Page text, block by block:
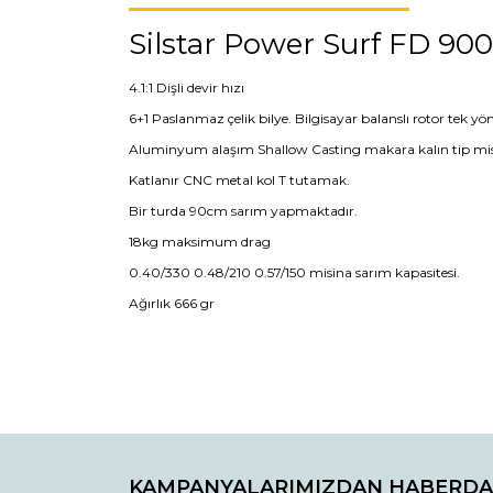
Silstar Power Surf FD
4.1:1 Dişli devir hızı
6+1 Paslanmaz çelik bilye. Bilgisayar balanslı rotor tek
Aluminyum alaşım Shallow Casting makara kalın tip
Katlanır CNC metal kol T tutamak.
Bir turda 90cm sarım yapmaktadır.
18kg maksimum drag
0.40/330 0.48/210 0.57/150 misina sarım kapasitesi.
Ağırlık 666 gr
Görüş ve önerileriniz için teşekkür ederiz.
Ürün resmi kalitesiz, bozuk veya
KAMPANYALARIMIZDAN